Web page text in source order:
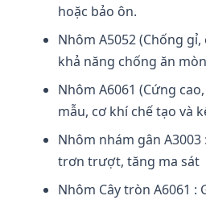
hoặc bảo ôn.
Nhôm A5052 (Chống
khả năng chống ăn
Nhôm A6061 (Cứng
mẫu, cơ khí chế tạo và
Nhôm nhám gân
trơn trượt, tăng ma sát
Nhôm Cây tròn A6061 :